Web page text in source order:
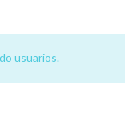
usuarios.